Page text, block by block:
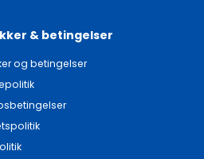
& betingelser
og betingelser